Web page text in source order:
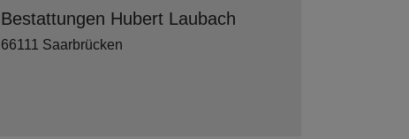
Bestattungen Hubert Laubach
66111 Saarbrücken